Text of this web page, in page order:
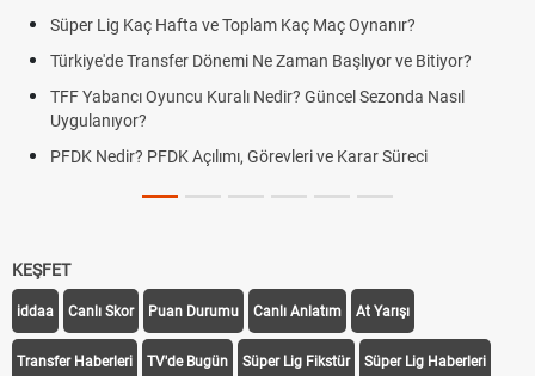
Süper Lig Kaç Hafta ve Toplam Kaç Maç Oynanır?
Türkiye'de Transfer Dönemi Ne Zaman Başlıyor ve Bitiyor?
TFF Yabancı Oyuncu Kuralı Nedir? Güncel Sezonda Nasıl
Uygulanıyor?
PFDK Nedir? PFDK Açılımı, Görevleri ve Karar Süreci
KEŞFET
iddaa Canlı Skor Puan Durumu Canlı Anlatım At Yarışı
Transfer Haberleri TV'de Bugün Süper Lig Fikstür Süper Lig Haberleri